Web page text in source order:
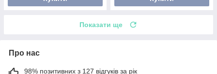
Показати ще
Про нас
98% позитивних з 127 відгуків за рік